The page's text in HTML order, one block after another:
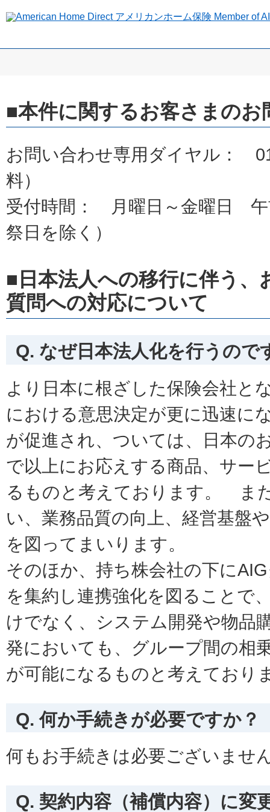
■本件に関するお客さまのお
お問い合わせ専用ダイヤル：
料）
受付時間： 月曜日～金曜日 午
祭日を除く）
■日本法人への移行に伴う、
質問への対応について
Q. なぜ日本法人化を行うので
より日本に根ざした保険会社と
における意思決定が更に迅速に
が促進され、ついては、日本の
で以上にお応えする商品、サー
るものと考えております。 ま
い、業務品質の向上、経営基盤
を図ってまいります。
そのほか、持ち株会社の下に
を集約し連携強化を図ることで
けでなく、システム開発や物品
発においても、グループ間の相
が可能になるものと考えており
Q. 何か手続きが必要ですか？
何もお手続きは必要ございませ
Q. 契約内容（補償内容）に変